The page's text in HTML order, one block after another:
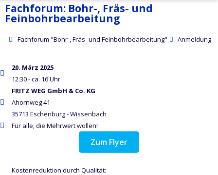
Fachforum: Bohr-, Fräs- und
Feinbohrbearbeitung
Fachforum "Bohr-, Fräs- und Feinbohrbearbeitung" Anmeldung
20. März 2025
12:30 - ca. 16 Uhr
FRITZ WEG GmbH & Co. KG
Ahornweg 41
35713 Eschenburg - Wissenbach
Für alle, die Mehrwert wollen!
Zum Flyer
Kostenreduktion durch Qualität: